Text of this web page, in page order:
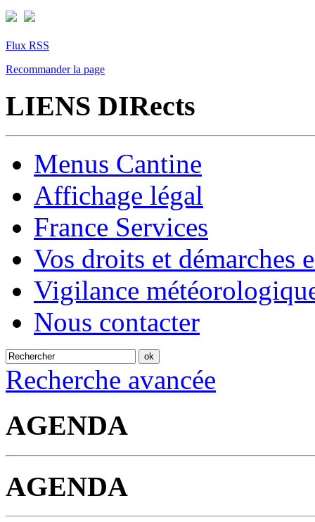
Flux RSS
Recommander la page
LIENS DIRects
Menus Cantine
Affichage légal
France Services
Vos droits et démarches
Vigilance
Nous contacter
Recherche avancée
AGENDA
AGENDA